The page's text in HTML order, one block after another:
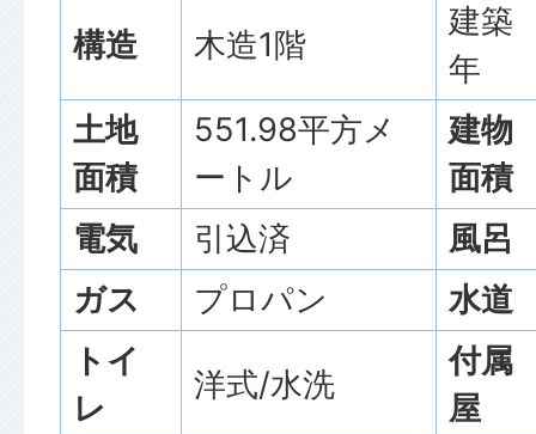
構造 木造1階
建築
年
土地
面積
551.98平方メ
ートル
建物
面積
電気
引込済
風呂
ガス
プロパン
水道
トイ
レ
洋式/水洗
付属
屋